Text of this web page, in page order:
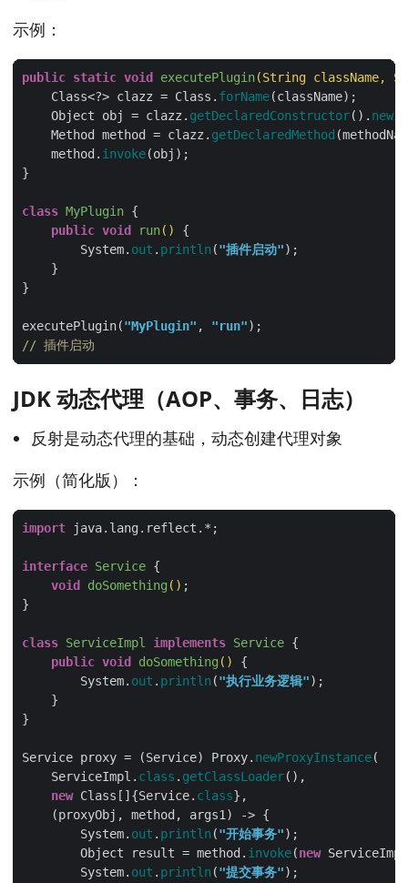
示例：
public static void executePlugin(String className,
    Class<?> clazz = Class.
forName
    Object obj = clazz.
getDeclaredConstructor().
    Method method = clazz.
getDeclaredMethod
    method.
invoke
class MyPlugin
public void run()
        System.
out . println ("插件启动"
executePlugin("MyPlugin" , "run"
// 插件启动
JDK 动态代理（AOP、事务、日志）
反射是动态代理的基础，动态创建代理对象
示例（简化版）：
import
interface Service
void
doSomething ()
class ServiceImpl implements Service
public void doSomething ()
        System.
out . println ("执行业务逻辑"
Service proxy = (Service) Proxy. newProxyInstance
    ServiceImpl.
class . getClassLoader
new Class[]{Service. class
        System.
out . println ("开始事务"
        Object result = method.
invoke(new
        System.
out . println ("提交事务"